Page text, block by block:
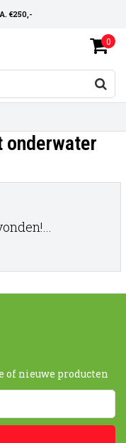
€250,-
0
onderwater
of nieuwe producten